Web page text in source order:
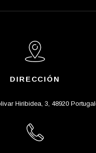
DIRECCIÓN
Hiribidea, 3, 48920